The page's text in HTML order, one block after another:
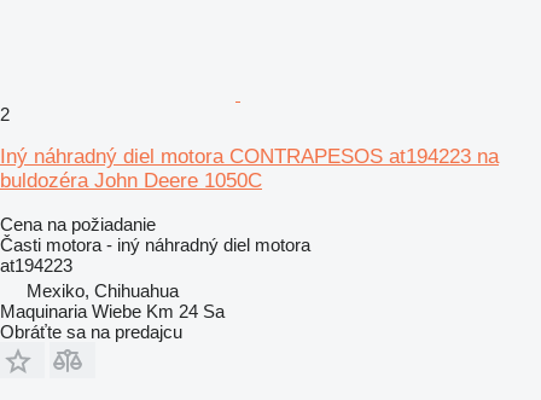
2
Iný náhradný diel motora CONTRAPESOS at194223 na
buldozéra John Deere 1050C
Cena na požiadanie
Časti motora - iný náhradný diel motora
at194223
Mexiko, Chihuahua
Maquinaria Wiebe Km 24 Sa
Obráťte sa na predajcu